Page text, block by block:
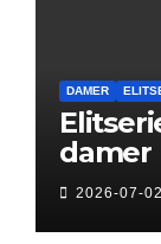
DAMER
damer
Next
2026-07-02